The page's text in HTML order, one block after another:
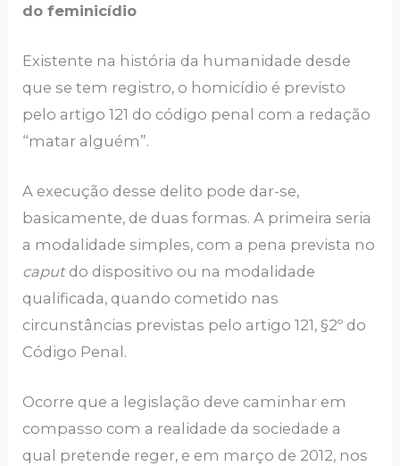
do feminicídio
Existente na história da humanidade desde
que se tem registro, o homicídio é previsto
pelo artigo 121 do código penal com a redação
“matar alguém”.
A execução desse delito pode dar-se,
basicamente, de duas formas. A primeira seria
a modalidade simples, com a pena prevista no
caputdo dispositivo ou na modalidade
qualificada, quando cometido nas
circunstâncias previstas pelo artigo 121, §2º do
Código Penal.
Ocorre que a legislação deve caminhar em
compasso com a realidade da sociedade a
qual pretende reger, e em março de 2012, nos